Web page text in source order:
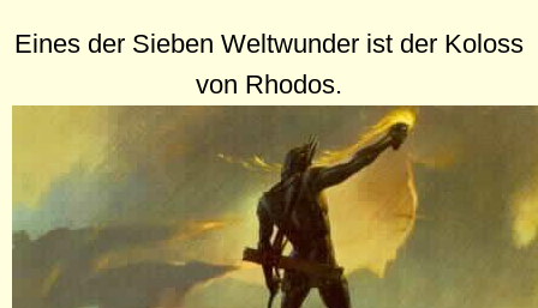
Eines der Sieben Weltwunder ist der Koloss
von Rhodos.